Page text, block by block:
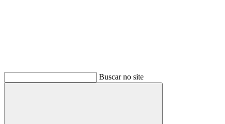
Buscar no site